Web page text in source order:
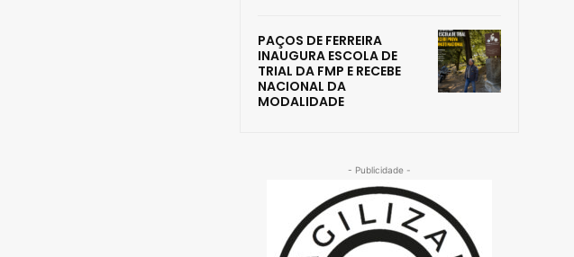
PAÇOS DE FERREIRA
INAUGURA ESCOLA DE
TRIAL DA FMP E RECEBE
NACIONAL DA
MODALIDADE
- Publicidade -